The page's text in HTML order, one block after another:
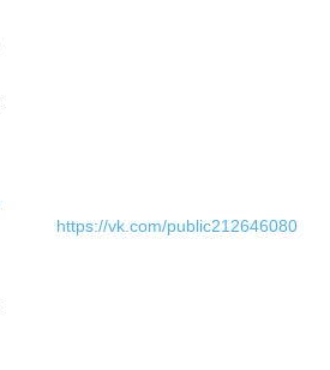
https://vk.com/public212646080